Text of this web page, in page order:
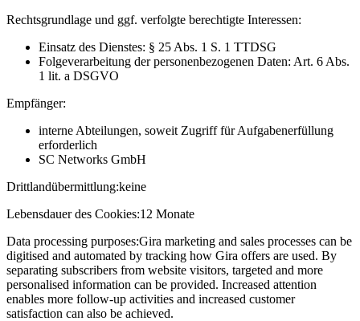
Rechtsgrundlage und ggf. verfolgte berechtigte Interessen:
Einsatz des Dienstes: § 25 Abs. 1 S. 1 TTDSG
Folgeverarbeitung der personenbezogenen Daten: Art. 6 Abs.
1 lit. a DSGVO
Empfänger:
interne Abteilungen, soweit Zugriff für Aufgabenerfüllung
erforderlich
SC Networks GmbH
Drittlandübermittlung:keine
Lebensdauer des Cookies:12 Monate
Data processing purposes:Gira marketing and sales processes can be
digitised and automated by tracking how Gira offers are used. By
separating subscribers from website visitors, targeted and more
personalised information can be provided. Increased attention
enables more follow-up activities and increased customer
satisfaction can also be achieved.